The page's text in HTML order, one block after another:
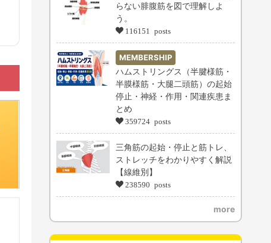
らない腓腹筋を図で理解しよ
う。
116151 posts
MEMBERSHIP
ハムストリングス（半腱様筋・
半膜様筋・大腿二頭筋）の起始
停止・神経・作用・関連疾患ま
とめ
359724 posts
三角筋の起始・停止と筋トレ、
ストレッチをわかりやすく解説
【線維別】
238590 posts
more